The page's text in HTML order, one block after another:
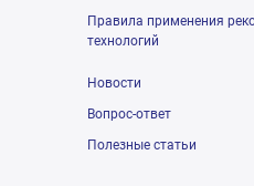
Правила применения
технологий
Новости
Вопрос-ответ
Полезные статьи